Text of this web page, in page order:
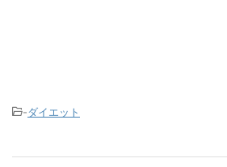
-ダイエット